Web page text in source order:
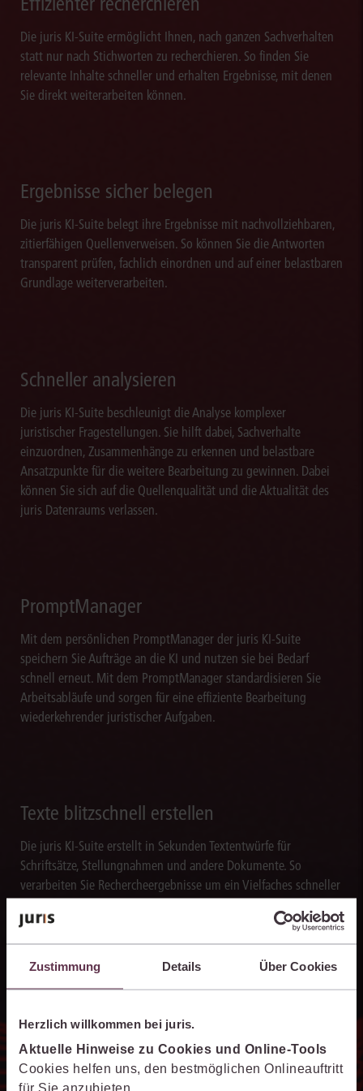
Zustimmung Details Über Cookies
Herzlich willkommen bei juris.
Aktuelle Hinweise zu Cookies und Online-Tools
Cookies helfen uns, den bestmöglichen Onlineauftritt
für Sie anzubieten.
Die juris KI-Suite ermöglicht Ihnen, nach ganzen Sachverhalten
statt nur nach Stichworten zu recherchieren. So finden Sie
relevante Inhalte schneller und erhalten Ergebnisse, mit denen
Sie direkt weiterarbeiten können.
Ergebnisse sicher belegen
Die juris KI-Suite belegt ihre Ergebnisse mit nachvollziehbaren,
zitierfähigen Quellenverweisen. So können Sie die Antworten
transparent prüfen, fachlich einordnen und auf einer belastbaren
Grundlage weiterverarbeiten.
Schneller analysieren
Die juris KI-Suite beschleunigt die Analyse komplexer
juristischer Fragestellungen. Sie hilft dabei, Sachverhalte
einzuordnen, Zusammenhänge zu erkennen und belastbare
Ansatzpunkte für die weitere Bearbeitung zu gewinnen. Dabei
können Sie sich auf die Quellenqualität und die Aktualität des
juris Datenraums verlassen.
PromptManager
Mit dem persönlichen PromptManager der juris KI-Suite
speichern Sie Aufträge an die KI und nutzen sie bei Bedarf
schnell erneut. Mit dem PromptManager standardisieren Sie
Arbeitsabläufe und sorgen für eine effiziente Bearbeitung
wiederkehrender juristischer Aufgaben.
Texte blitzschnell erstellen
Die juris KI-Suite erstellt in Sekunden Textentwürfe für
Schriftsätze, Stellungnahmen und andere Dokumente. So
verarbeiten Sie Rechercheergebnisse um ein Vielfaches schneller
Suite
Erfahren Sie, wie die juris KI-Suite Ihre Arbeit
unterstützt – live erklärt und auf Ihre Praxis